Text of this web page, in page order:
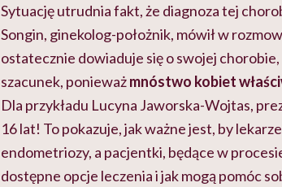
Sytuację utrudnia fakt, że diagnoza tej
Songin, ginekolog-położnik, mówił w
ostatecznie dowiaduje się o swojej
szacunek, ponieważmnóstwo kobiet
Dla przykładu Lucyna Jaworska-Wojtas,
16 lat! To pokazuje, jak ważne jest, by
endometriozy, a pacjentki, będące w
dostępne opcje leczenia i jak mogą pomóc